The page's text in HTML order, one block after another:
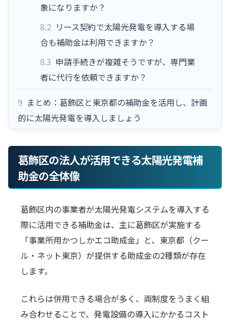
象になりますか？
8.2 リース契約で太陽光発電を導入する場
合も補助金は利用できますか？
8.3 申請手続きが複雑そうですが、専門業
者に代行を依頼できますか？
9 まとめ：葛飾区と東京都の補助金を活用し、計画
的に太陽光発電を導入しましょう
葛飾区の法人が活用できる太陽光発電補
助金の全体像
葛飾区内の事業者が太陽光発電システムを導入する
際に活用できる補助金は、主に葛飾区が実施する
「事業所用かつしかエコ助成金」と、東京都（クー
ル・ネット東京）が提供する助成金の2種類が存在
します。
これらは併用できる場合が多く、両制度をうまく組
み合わせることで、発電設備の導入にかかるコスト